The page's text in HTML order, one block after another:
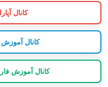
کانال
کانال
کانال آموزش